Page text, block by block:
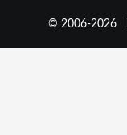
© 2006-2026